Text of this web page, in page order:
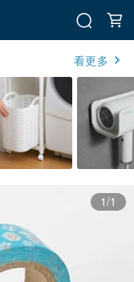
看更多
1/1